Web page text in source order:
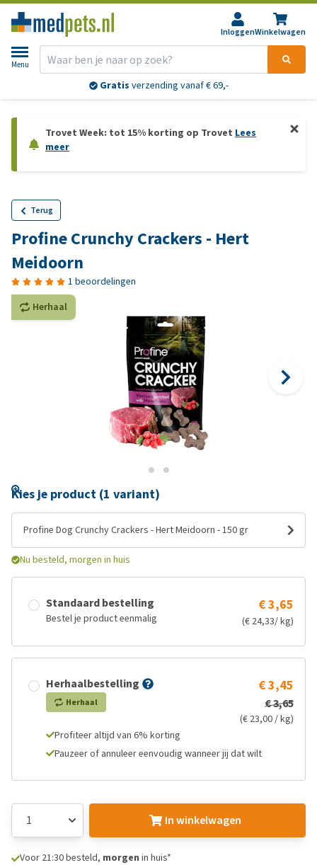
InloggenWinkelwagen
Menu
Gratis verzending vanaf € 69,-
Trovet Week: tot 15% korting op Trovet Lees
meer
Terug
Profine Crunchy Crackers - Hert
Meidoorn
1 beoordelingen
Herhaal
Kies je product (1 variant)
Profine Dog Crunchy Crackers - Hert Meidoorn - 150 gr
Nu besteld, morgen in huis
Standaard bestelling
Bestel je product eenmalig
€ 3,65
(€ 24,33/ kg)
Herhaalbestelling
Herhaal
€ 3,45
€ 3,65
(€ 23,00 / kg)
Profiteer altijd van 6% korting
Pauzeer of annuleer eenvoudig wanneer jij dat wilt
In winkelwagen
Voor 21:30 besteld, morgen in huis*